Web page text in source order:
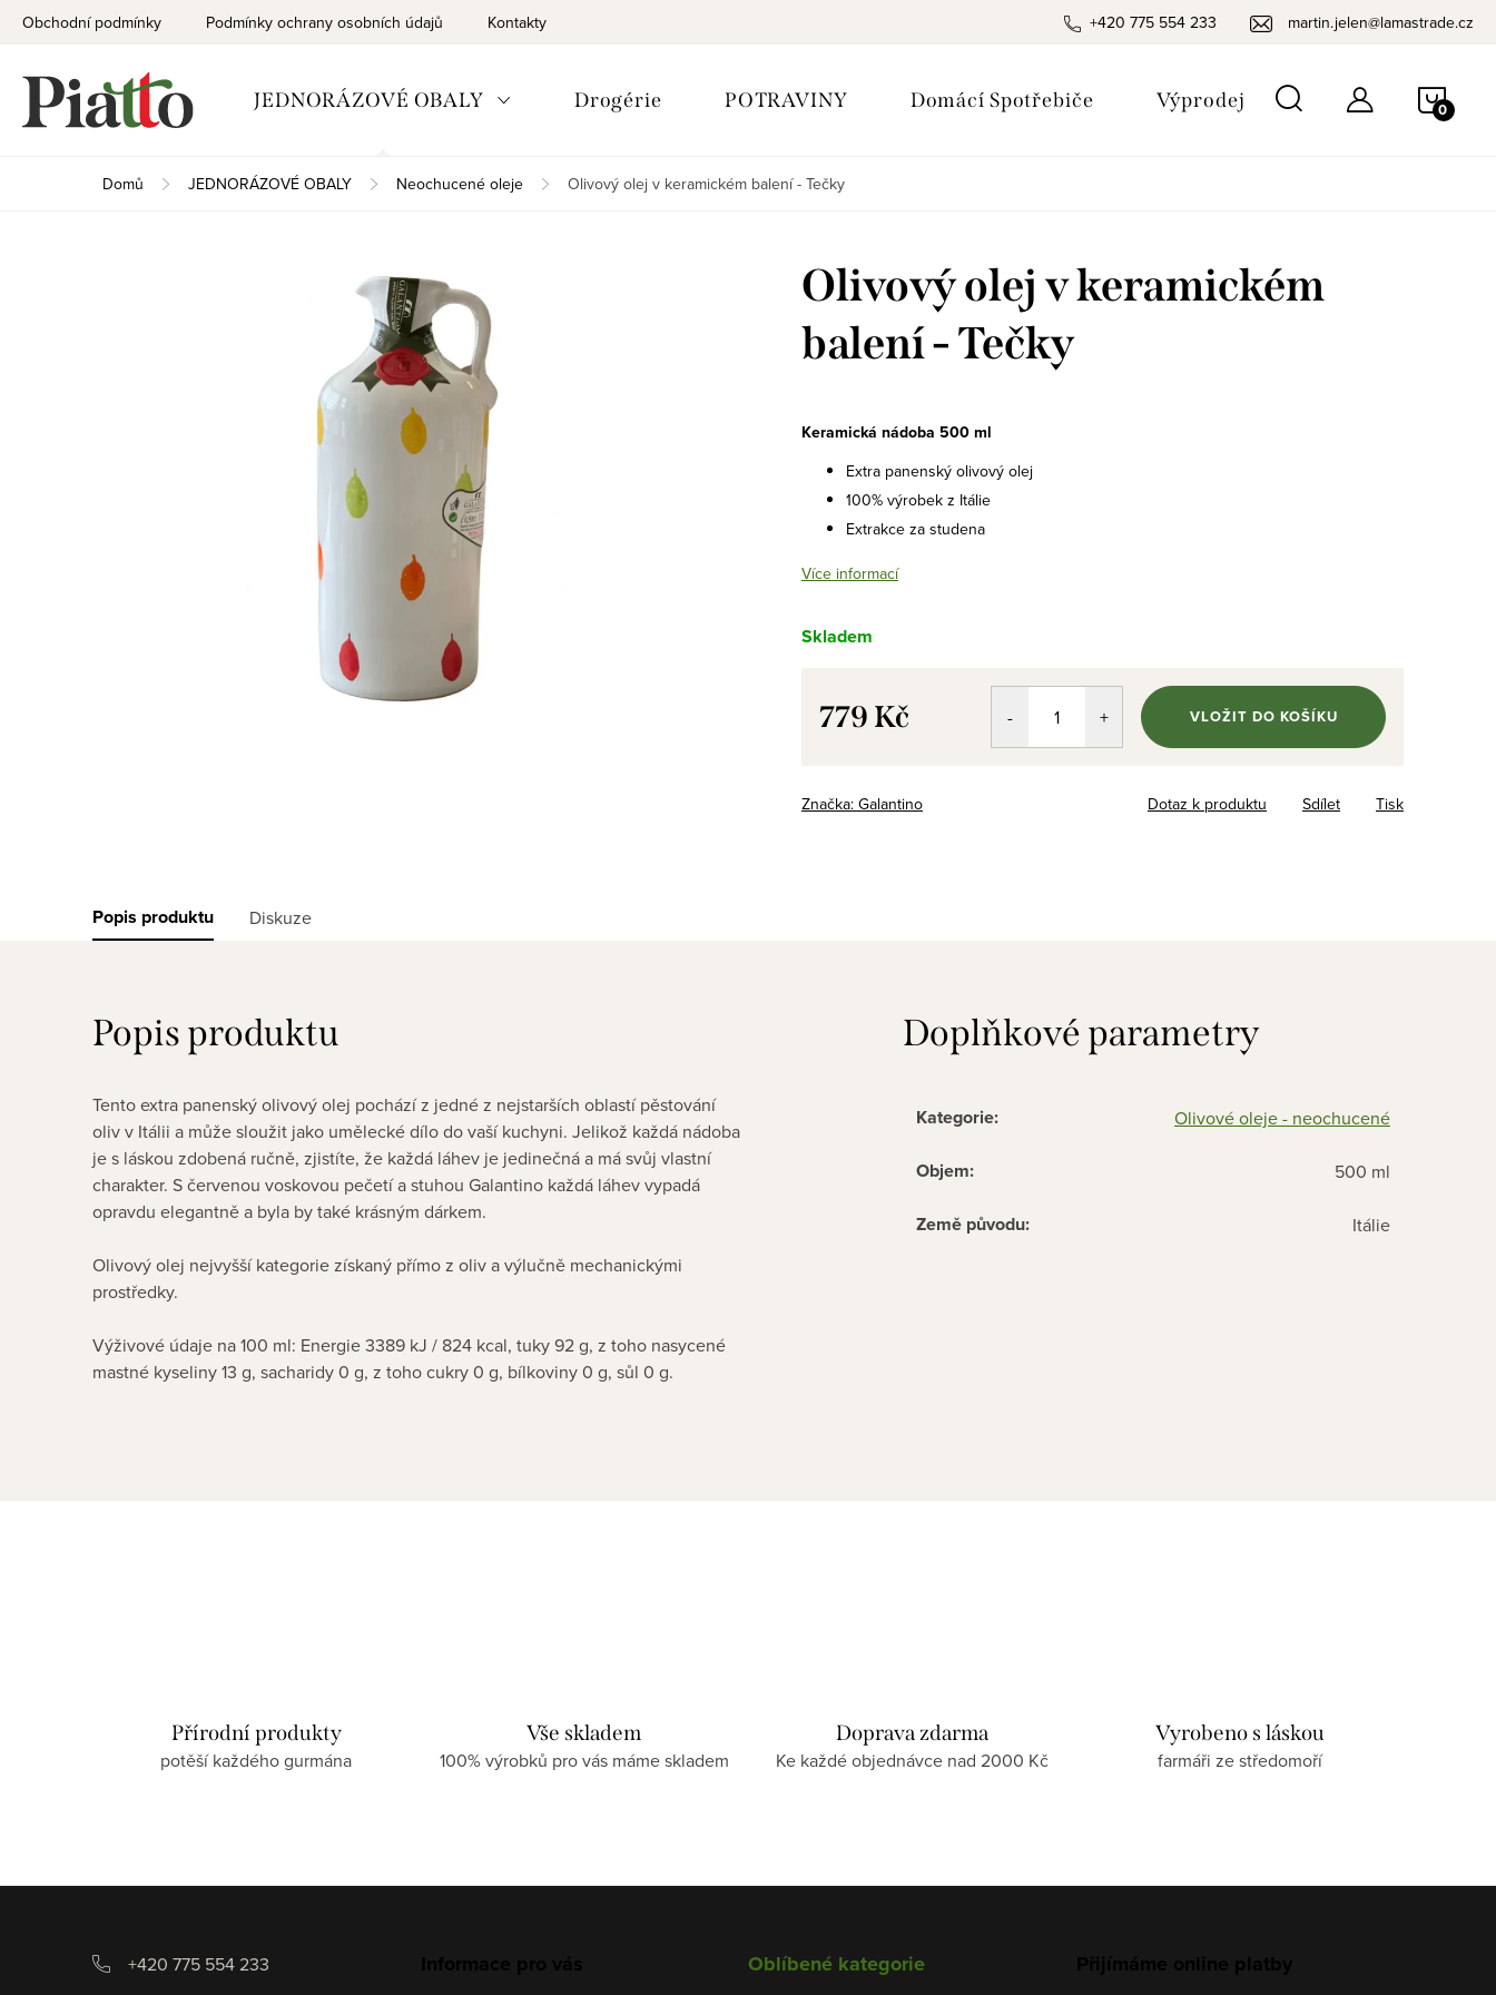
Přejít
+420 775 554 233 martin.jelen@lamastrade.cz
Obchodní podmínky Podmínky ochrany osobních údajů Kontakty
JEDNORÁZOVÉ OBALY Drogérie POTRAVINY Domácí Spotřebiče Výprodej
Domů JEDNORÁZOVÉ OBALY Neochucené oleje Olivový olej v keramickém balení - Tečky
Olivový olej v keramickém
balení - Tečky
Keramická nádoba 500 ml
Extra panenský olivový olej
100% výrobek z Itálie
Extrakce za studena
Více informací
Skladem
779 Kč VLOŽIT DO KOŠÍKU
Značka: Galantino Tisk
Dotaz k produktu Sdílet
Popis produktu Diskuze
Popis produktu
Tento extra panenský olivový olej pochází z jedné z nejstarších oblastí pěstování
oliv v Itálii a může sloužit jako umělecké dílo do vaší kuchyni. Jelikož každá nádoba
je s láskou zdobená ručně, zjistíte, že každá láhev je jedinečná a má svůj vlastní
charakter. S červenou voskovou pečetí a stuhou Galantino každá láhev vypadá
opravdu elegantně a byla by také krásným dárkem.
Olivový olej nejvyšší kategorie získaný přímo z oliv a výlučně mechanickými
prostředky.
Výživové údaje na 100 ml: Energie 3389 kJ / 824 kcal, tuky 92 g, z toho nasycené
mastné kyseliny 13 g, sacharidy 0 g, z toho cukry 0 g, bílkoviny 0 g, sůl 0 g.
Doplňkové parametry
Kategorie: Olivové oleje - neochucené
Objem: 500 ml
Země původu: Itálie
Přírodní produkty
potěší každého gurmána
Vše skladem
100% výrobků pro vás máme skladem
Doprava zdarma
Ke každé objednávce nad 2000 Kč
Vyrobeno s láskou
farmáři ze středomoří
+420 775 554 233
Oblíbené kategorie